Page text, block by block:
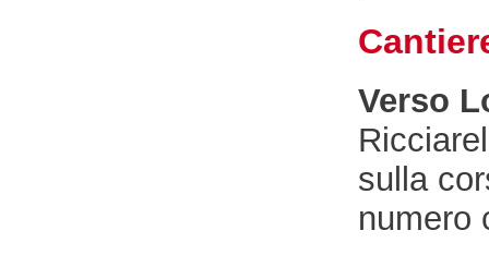
Verso
sulla
numero